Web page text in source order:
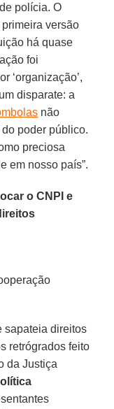
polícia. O
primeira versão
há quase
foi
‘organização’,
disparate: a
não
do poder público.
preciosa
em nosso país”.
o CNPI e
sapateia direitos
retrógrados feito
da Justiça